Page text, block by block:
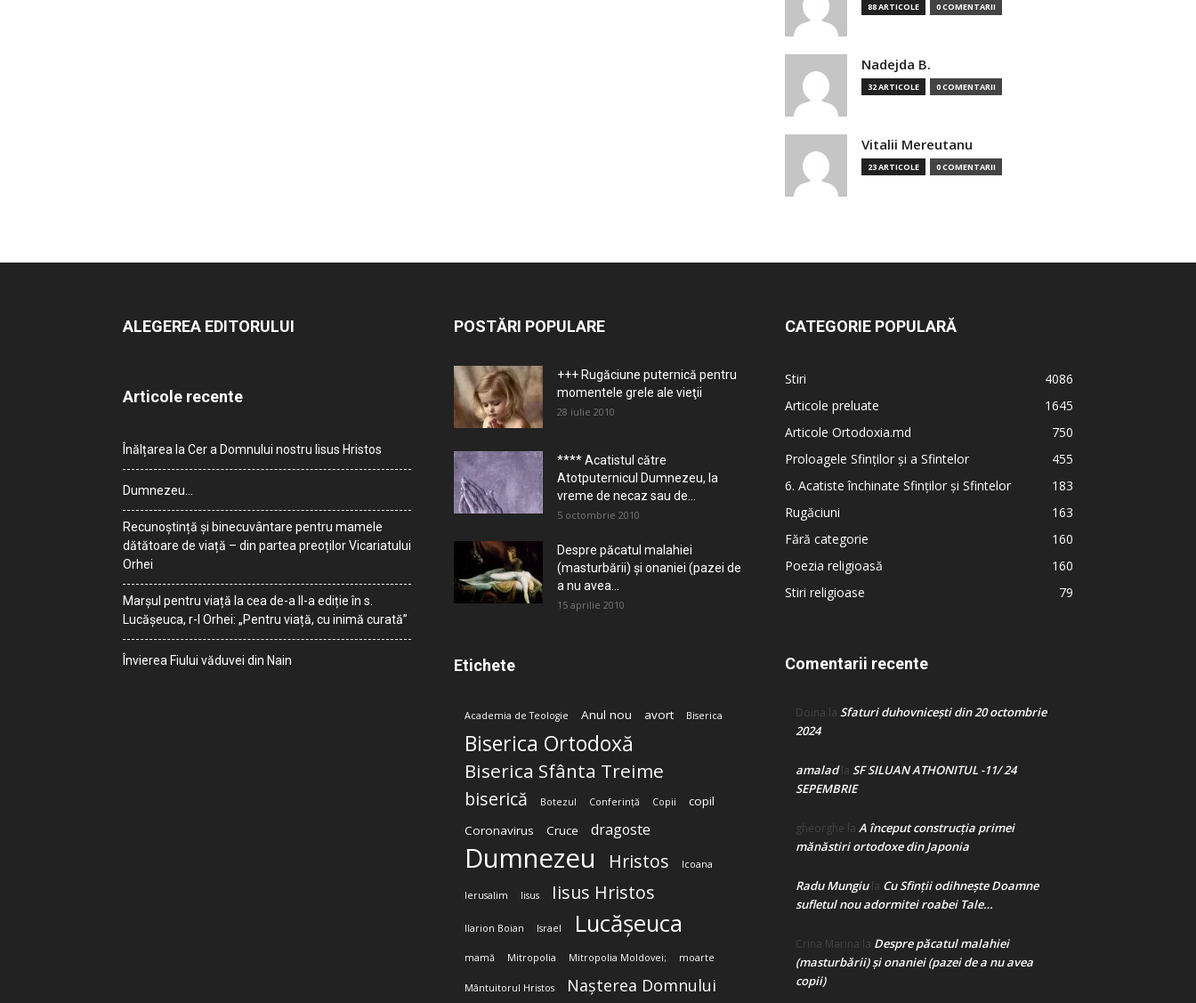
88 ARTICOLE 0 COMENTARII
Nadejda B.
32 ARTICOLE 0 COMENTARII
Vitalii Mereutanu
23 ARTICOLE 0 COMENTARII
ALEGEREA EDITORULUI
Articole recente
Înălțarea la Cer a Domnului nostru Iisus Hristos
Dumnezeu…
Recunoștință și binecuvântare pentru mamele
dătătoare de viață – din partea preoților Vicariatului
Orhei
Marșul pentru viață la cea de-a II-a ediție în s.
Lucășeuca, r-l Orhei: „Pentru viață, cu inimă curată”
Învierea Fiului văduvei din Nain
POSTĂRI POPULARE
+++ Rugăciune puternică pentru
momentele grele ale vieţii
28 iulie 2010
**** Acatistul către
Atotputernicul Dumnezeu, la
vreme de necaz sau de...
5 octombrie 2010
Despre păcatul malahiei
(masturbării) şi onaniei (pazei de
a nu avea...
15 aprilie 2010
Etichete
Academia de Teologie Anul nou avort Biserica
Biserica Ortodoxă
Biserica Sfânta Treime
biserică Botezul Conferință Copii
copil
Coronavirus
Cruce dragoste
Dumnezeu Hristos Icoana
Ierusalim Iisus Iisus Hristos
Ilarion Boian Israel Lucășeuca
mamă Mitropolia Mitropolia Moldovei; moarte
Mântuitorul Hristos Nașterea Domnului
CATEGORIE POPULARĂ
Stiri
4086
Articole preluate
1645
Articole Ortodoxia.md
750
Proloagele Sfinților și a Sfintelor
455
6. Acatiste închinate Sfinților și Sfintelor
183
Rugăciuni
163
Fără categorie
160
Poezia religioasă
160
Stiri religioase
79
Comentarii recente
Doina la Sfaturi duhovnicești din 20 octombrie
2024
amaladla SF SILUAN ATHONITUL -11/ 24
SEPEMBRIE
gheorghe la A început construcţia primei
mănăstiri ortodoxe din Japonia
Radu Mungiula Cu Sfinții odihnește Doamne
sufletul nou adormitei roabei Tale…
Crina Marina la Despre păcatul malahiei
(masturbării) şi onaniei (pazei de a nu avea
copii)